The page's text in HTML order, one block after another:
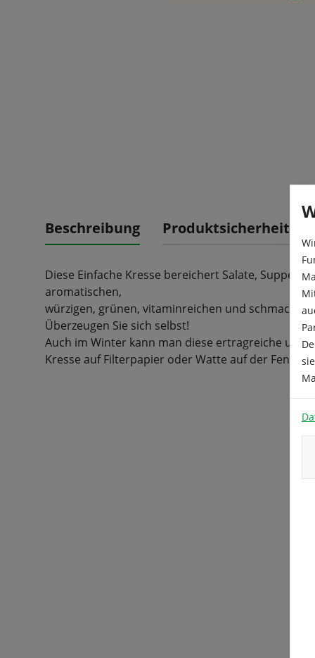
Beschreibung Produktsicherheit
Diese Einfache Kresse bereichert Salate, Suppen
aromatischen,
würzigen, grünen, vitaminreichen und
Überzeugen Sie sich selbst!
Auch im Winter kann man diese ertragreiche und
Kresse auf Filterpapier oder Watte auf der